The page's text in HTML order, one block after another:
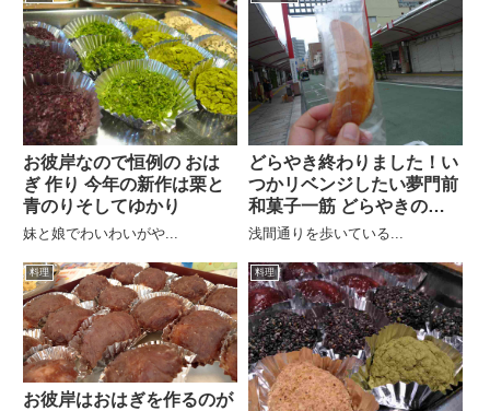
お彼岸なので恒例の おは
ぎ 作り 今年の新作は栗と
青のりそしてゆかり
妹と娘でわいわいがや...
どらやき終わりました！い
つかリベンジしたい夢門前
和菓子一筋 どらやきの河
内屋
浅間通りを歩いている...
料理
お彼岸はおはぎを作るのが
料理